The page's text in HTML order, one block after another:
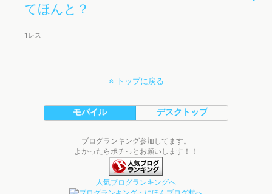
てほんと？
1レス
トップに戻る
モバイル デスクトップ
ブログランキング参加してます。
よかったらポチっとお願いします！！
人気ブログランキングへ